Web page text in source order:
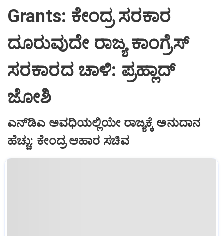
Grants: ಕೇಂದ್ರ ಸರಕಾರ
ದೂರುವುದೇ ರಾಜ್ಯ ಕಾಂಗ್ರೆಸ್‌
ಸರಕಾರದ ಚಾಳಿ: ಪ್ರಹ್ಲಾದ್‌
ಜೋಶಿ
ಎನ್‌ಡಿಎ ಅವಧಿಯಲ್ಲಿಯೇ ರಾಜ್ಯಕ್ಕೆ ಅನುದಾನ
ಹೆಚ್ಚು: ಕೇಂದ್ರ ಆಹಾರ ಸಚಿವ